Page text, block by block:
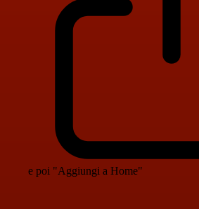
e poi "Aggiungi a Home"